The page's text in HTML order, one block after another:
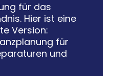
für das
Hier ist eine
Version:
für
und